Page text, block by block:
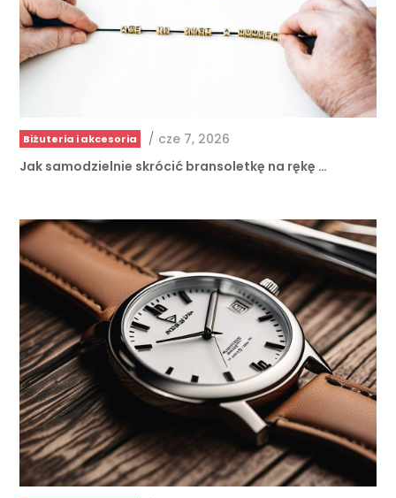
Jak samodzielnie skrócić bransoletkę na rękę …
Biżuteria i akcesoria / maj 26, 2025